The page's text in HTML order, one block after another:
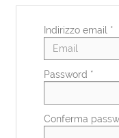
di
lavoro
Carica
il
Login